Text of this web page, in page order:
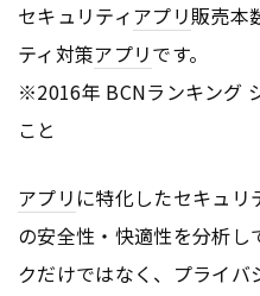
セキュリティアプリ販売本
ティ対策アプリです。
※2016年 BCNランキング
こと
アプリ に特化したセキュリ
の安全性・快適性を分析
クだけではなく、プライ